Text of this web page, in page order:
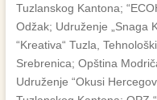
Tuzlanskog Kantona;
Odžak; Udruženje „Snaga
“Kreativa“ Tuzla,
Srebrenica; Opština
Udruženje “Okusi